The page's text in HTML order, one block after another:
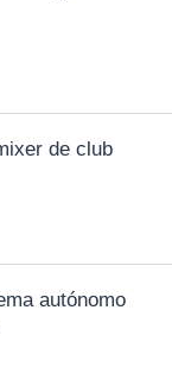
de club
autónomo